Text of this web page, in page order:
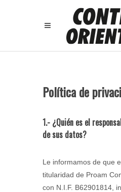
Política de
1.- ¿Quién es el
de sus datos?
Le informamos de que
titularidad de Proam
con N.I.F. B62901814,